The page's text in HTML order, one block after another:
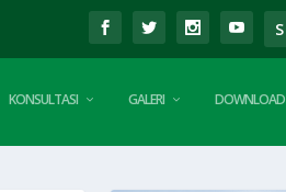
KONSULTASI GALERI DOWNLOAD